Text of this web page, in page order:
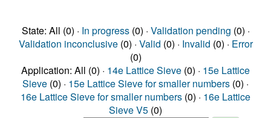
State: All (0) · In progress(0) · Validation pending (0) ·
Validation inconclusive(0) · Valid (0) · Invalid (0) · Error
(0)
Application: All (0) · 14e Lattice Sieve (0) · 15e Lattice
Sieve (0) · 15e Lattice Sieve for smaller numbers (0) ·
16e Lattice Sieve for smaller numbers (0) · 16e Lattice
Sieve V5 (0)